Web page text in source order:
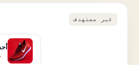
غير مستهدف